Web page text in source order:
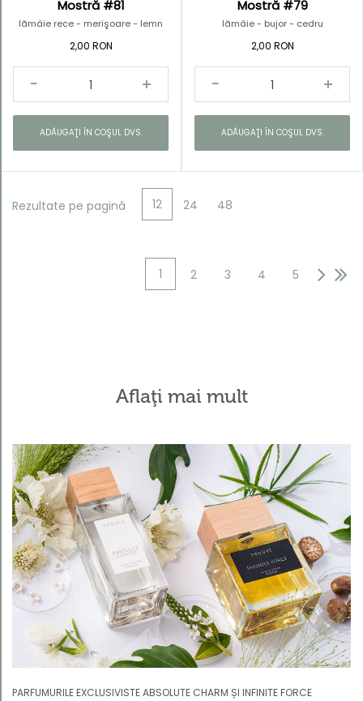
Mostră #81
lămâie rece - merişoare - lemn
alb
2,00 RON
ADĂUGAŢI ÎN COŞUL DVS.
Mostră #79
lămâie - bujor - cedru
2,00 RON
ADĂUGAŢI ÎN COŞUL DVS.
Rezultate pe pagină 12 24 48
1 2 3 4 5
Aflaţi mai mult
PARFUMURILE EXCLUSIVISTE ABSOLUTE CHARM ȘI INFINITE FORCE